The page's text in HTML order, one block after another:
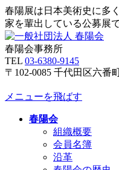
春陽展は日本美術史に多
家を輩出している公募展で
春陽会事務所
TEL 03-6380-9145
〒102-0085 千代田区六番
メニューを飛ばす
春陽会
組織概要
会員名簿
沿革